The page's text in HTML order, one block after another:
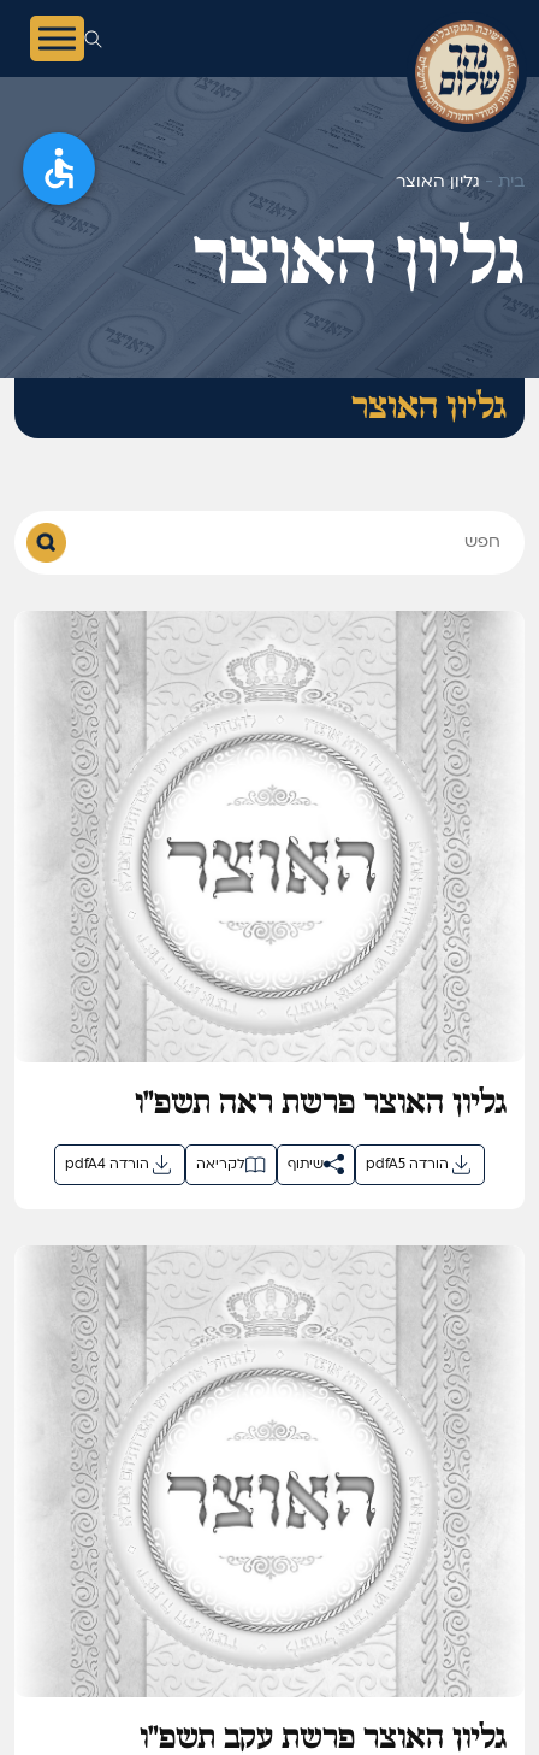
בית - גליון האוצר
גליון האוצר
גליון האוצר
גליון האוצר פרשת ראה תשפ"ו
pdfA4 הורדה לקריאה שיתוף pdfA5 הורדה
גליון האוצר פרשת עקב תשפ"ו